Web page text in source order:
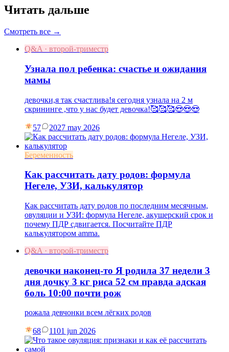
Читать дальше
Смотреть все →
Q&A · второй-триместр
Узнала пол ребенка: счастье и ожидания
мамы
девочки,я так счастлива!я сегодня узнала на 2 м
скрининге ,что у нас будет девочка!🥰🥰🥰😍😍😍
57 2027 may 2026
Беременность
Как рассчитать дату родов: формула
Негеле, УЗИ, калькулятор
Как рассчитать дату родов по последним месячным,
овуляции и УЗИ: формула Негеле, акушерский срок и
почему ПДР сдвигается. Посчитайте ПДР
калькулятором amma.
Q&A · второй-триместр
девочки наконец-то Я родила 37 недели 3
дня дочку 3 кг риса 52 см правда адская
боль 10:00 почти рож
рожала девчонки всем лёгких родов
68 1101 jun 2026